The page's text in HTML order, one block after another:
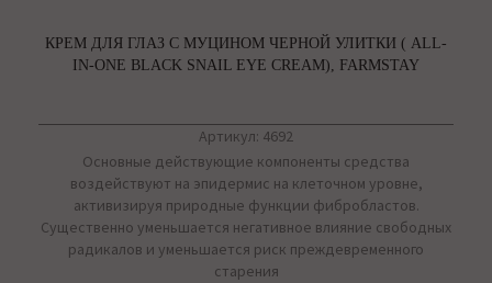
КРЕМ ДЛЯ ГЛАЗ С МУЦИНОМ ЧЕРНОЙ УЛИТКИ ( ALL-
IN-ONE BLACK SNAIL EYE CREAM), FARMSTAY
Артикул: 4692
Основные действующие компоненты средства
воздействуют на эпидермис на клеточном уровне,
активизируя природные функции фибробластов.
Существенно уменьшается негативное влияние свободных
радикалов и уменьшается риск преждевременного
старения